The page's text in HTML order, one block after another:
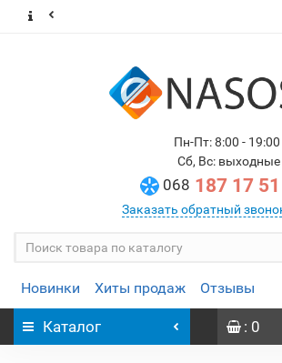
Пн-Пт: 8:00 - 19:00
Сб, Вс: выходные
068 187 17 51
Заказать обратный
Новинки Хиты продаж Отзывы
Каталог : 0